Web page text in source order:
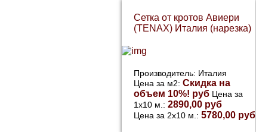
Сетка от кротов Авиери
(TENAX) Италия (нарезка)
Производитель: Италия
Цена за м2: Скидка на
объем 10%! руб Цена за
1х10 м.: 2890,00 руб
Цена за 2х10 м.: 5780,00 руб